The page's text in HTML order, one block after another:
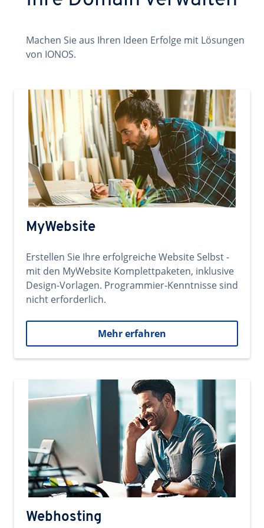
Machen Sie aus Ihren Ideen Erfolge mit Lösungen
von IONOS.
MyWebsite
Erstellen Sie Ihre erfolgreiche Website Selbst -
mit den MyWebsite Komplettpaketen, inklusive
Design-Vorlagen. Programmier-Kenntnisse sind
nicht erforderlich.
Mehr erfahren
Webhosting